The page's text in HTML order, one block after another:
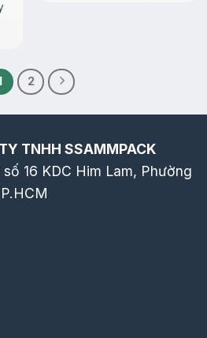
2
TNHH SSAMMPACK
16 KDC Him Lam, Phường